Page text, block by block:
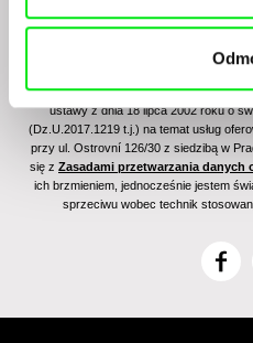
informacji handlowych za pomocą
ustawy z dnia 18 lipca 2002 roku o
(Dz.U.2017.1219 t.j.) na temat usług
przy ul. Ostrovní 126/30 z siedzibą w
się z Zasadami przetwarzania danych
ich brzmieniem, jednocześnie jestem
sprzeciwu wobec technik
F
c